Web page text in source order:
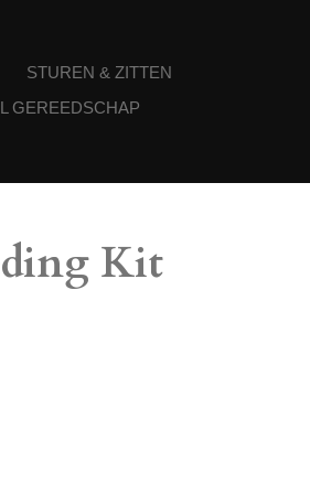
STUREN & ZITTEN
GEREEDSCHAP
Kit